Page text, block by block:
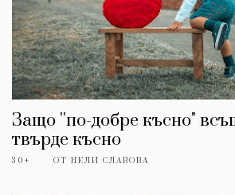
Защо ''по-добре късно"
твърде късно
30+ ОТ НЕЛИ СЛАВОВА